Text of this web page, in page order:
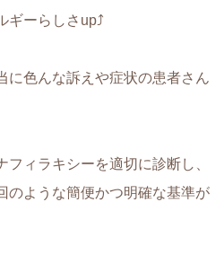
ギーらしさup⤴︎
に色んな訴えや症状の患者さん
ィラキシーを適切に診断し、
のような簡便かつ明確な基準が